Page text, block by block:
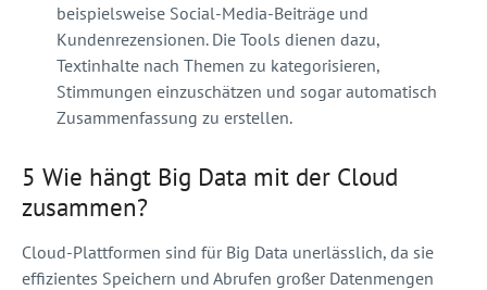
beispielsweise Social-Media-Beiträge und
Kundenrezensionen. Die Tools dienen dazu,
Textinhalte nach Themen zu kategorisieren,
Stimmungen einzuschätzen und sogar automatisch
Zusammenfassung zu erstellen.
5 Wie hängt Big Data mit der Cloud
zusammen?
Cloud-Plattformen sind für Big Data unerlässlich, da sie
effizientes Speichern und Abrufen großer Datenmengen